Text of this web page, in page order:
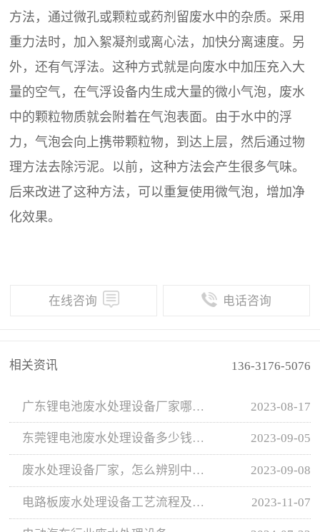
方法，通过微孔或颗粒或药剂留废水中的杂质。采用
重力法时，加入絮凝剂或离心法，加快分离速度。另
外，还有气浮法。这种方式就是向废水中加压充入大
量的空气，在气浮设备内生成大量的微小气泡，废水
中的颗粒物质就会附着在气泡表面。由于水中的浮
力，气泡会向上携带颗粒物，到达上层，然后通过物
理方法去除污泥。以前，这种方法会产生很多气味。
后来改进了这种方法，可以重复使用微气泡，增加净
化效果。
在线咨询 电话咨询
相关资讯 136-3176-5076
广东锂电池废水处理设备厂家哪个比较好 2023-08-17
东莞锂电池废水处理设备多少钱一套 2023-09-05
废水处理设备厂家，怎么辨别中间商及代理商？ 2023-09-08
电路板废水处理设备工艺流程及费用介绍 2023-11-07